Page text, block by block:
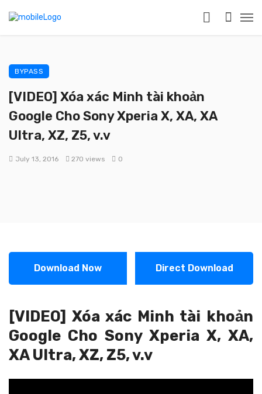
BYPASS
[VIDEO] Xóa xác Minh tài khoản
Google Cho Sony Xperia X, XA, XA
Ultra, XZ, Z5, v.v
July 13, 2016 270 views 0
Download Now Direct Download
[VIDEO] Xóa xác Minh tài khoản
Google Cho Sony Xperia X, XA,
XA Ultra, XZ, Z5, v.v